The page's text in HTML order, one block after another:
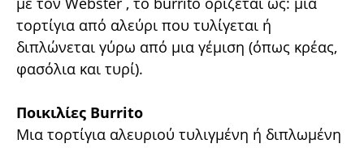
τορτίγια από αλεύρι που τυλίγεται ή
διπλώνεται γύρω από μια γέμιση (όπως κρέας,
φασόλια και τυρί).
Ποικιλίες Burrito
Μια τορτίγια αλευριού τυλιγμένη ή διπλωμένη